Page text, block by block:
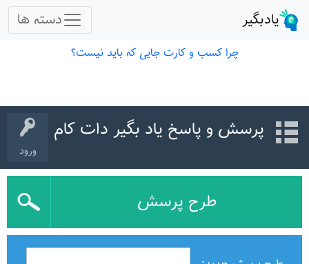
ورود
پرسش و پاسخ یاد بگیر دات کام
طرح پرسش